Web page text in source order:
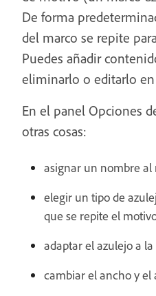
De forma
del marco se repite
Puedes añadir
eliminarlo o editarlo
En el panel Opciones
otras cosas:
asignar un nombre al
elegir un tipo de
que se repite el
adaptar el azulejo a
cambiar el ancho y el